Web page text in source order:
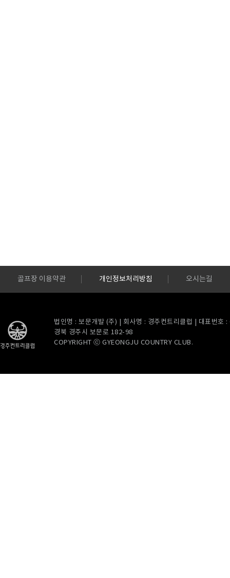
골프장 이용약관 개인정보처리방침 오시는길
법인명 : 보문개발 (주) | 회사명 : 경주컨트리클럽 | 대표번
경북 경주시 보문로 182-98
COPYRIGHT ⓒ GYEONGJU COUNTRY CLUB.